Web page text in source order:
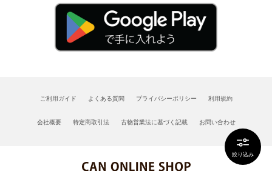
絞り込み
ご利用ガイド よくある質問 プライバシーポリシー 利用規約
会社概要 特定商取引法 古物営業法に基づく記載 お問い合わせ